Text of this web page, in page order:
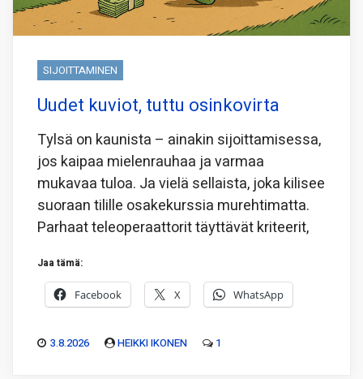
SIJOITTAMINEN
Uudet kuviot, tuttu osinkovirta
Tylsä on kaunista – ainakin sijoittamisessa,
jos kaipaa mielenrauhaa ja varmaa
mukavaa tuloa. Ja vielä sellaista, joka kilisee
suoraan tilille osakekurssia murehtimatta.
Parhaat teleoperaattorit täyttävät kriteerit,
Jaa tämä:
Facebook X WhatsApp
3.8.2026 HEIKKI IKONEN 1